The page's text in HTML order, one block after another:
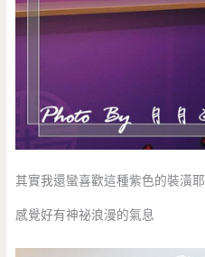
其實我還蠻喜歡這種紫色的裝潢耶
感覺好有神祕浪漫的氣息